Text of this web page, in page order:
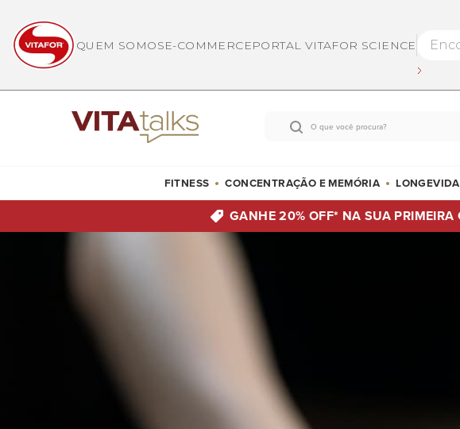
QUEM SOMOSE-COMMERCEPORTAL VITAFOR SCIENCE
FITNESS CONCENTRAÇÃO E MEMÓRIA
GANHE 20% OFF* NA SUA